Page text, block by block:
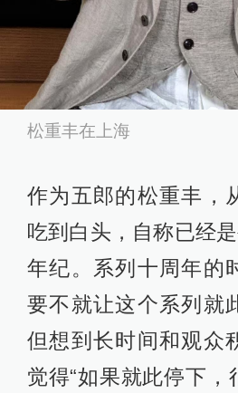
松重丰在上海
作为五郎的松重丰，
吃到白头，自称已经
年纪。系列十周年的
要不就让这个系列就
但想到长时间和观众
觉得“如果就此停下，